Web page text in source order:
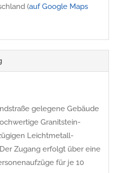
(auf Google Maps
gelegene Gebäude
Granitstein-
Leichtmetall-
Zugang erfolgt über eine
für je 10